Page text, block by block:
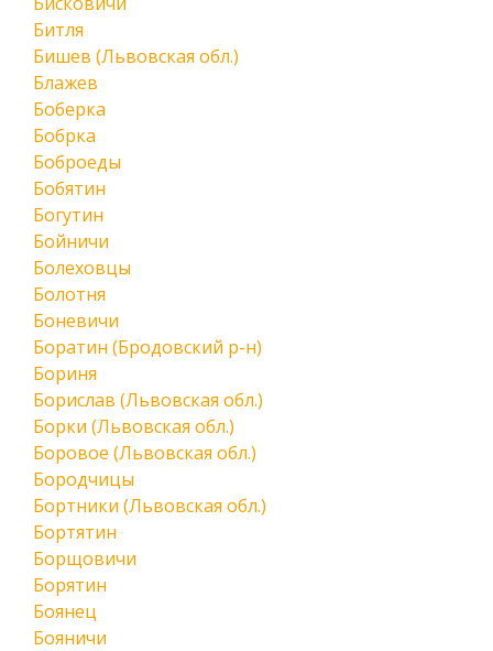
Битля
Бишев (Львовская обл.)
Блажев
Боберка
Бобрка
Боброеды
Бобятин
Богутин
Бойничи
Болеховцы
Болотня
Боневичи
Боратин (Бродовский р-н)
Бориня
Борислав (Львовская обл.)
Борки (Львовская обл.)
Боровое (Львовская обл.)
Бородчицы
Бортники (Львовская обл.)
Бортятин
Борщовичи
Борятин
Боянец
Бояничи